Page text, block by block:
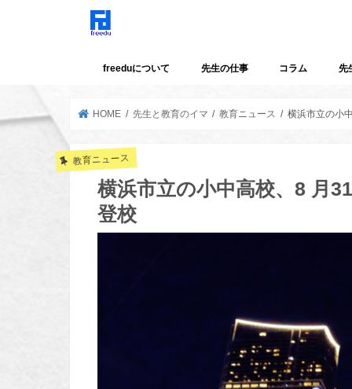
freeduについて 先生の仕事 コラム 先
HOME 先生と教育のイマ 教育ニュース 横浜市立の小
教育ニュース
横浜市立の小中高校、8 月
登校